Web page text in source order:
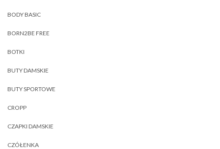
BODY BASIC
BORN2BE FREE
BOTKI
BUTY DAMSKIE
BUTY SPORTOWE
CROPP
CZAPKI DAMSKIE
CZÓŁENKA